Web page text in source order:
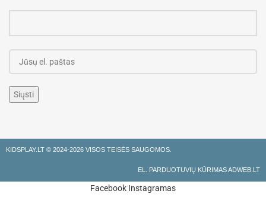
KIDSPLAY.LT © 2024-2026 VISOS TEISĖS SAUGOMOS.
EL. PARDUOTUVIŲ KŪRIMAS ADWEB.LT
Facebook Instagramas